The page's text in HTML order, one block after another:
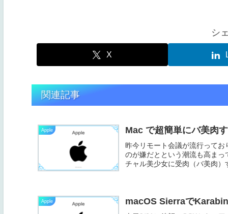
シ
X
関連記事
Apple Mac で超簡単にバ美肉
昨今リモート会議が流行って
のが嫌だとという潮流も高ま
チャル美少女に受肉（バ美肉）
Apple macOS Sierraで